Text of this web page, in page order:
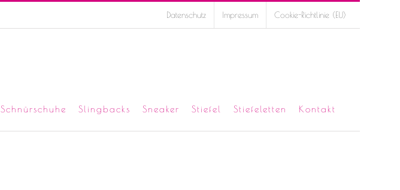
Datenschutz Impressum Cookie-Richtlinie (EU)
Schnürschuhe Slingbacks Sneaker Stiefel Stiefeletten Kontakt